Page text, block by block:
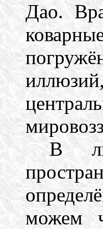
Дао.
В
можем